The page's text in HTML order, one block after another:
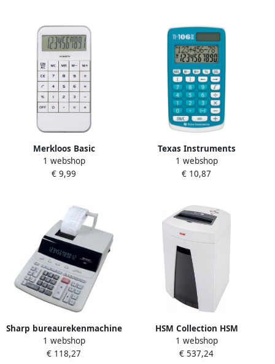
Merkloos Basic
rekenmachine calculator
wit 12 cm Rekenmachines
1 webshop
€ 9,99
Texas Instruments
rekenmachine 106 II 8 9 x
18 x 2 cm blauw wit
1 webshop
€ 10,87
Sharp bureaurekenmachine
CS-2635RH
1 webshop
€ 118,27
HSM Collection HSM
SECURIO C18 SHREDDER
WHITE
1 webshop
€ 537,24